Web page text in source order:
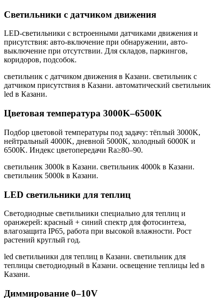
Светильники с датчиком движения
LED-светильники с встроенными датчиками движения и
присутствия: авто-включение при обнаружении, авто-
выключение при отсутствии. Для складов, паркингов,
коридоров, подсобок.
светильник с датчиком движения в Казани. светильник с
датчиком присутствия в Казани. автоматический светильник
led в Казани.
Цветовая температура 3000K–6500K
Подбор цветовой температуры под задачу: тёплый 3000K,
нейтральный 4000K, дневной 5000K, холодный 6000K и
6500K. Индекс цветопередачи Ra≥80–90.
светильник 3000k в Казани. светильник 4000k в Казани.
светильник 5000k в Казани.
LED светильники для теплиц
Светодиодные светильники специально для теплиц и
оранжерей: красный + синий спектр для фотосинтеза,
влагозащита IP65, работа при высокой влажности. Рост
растений круглый год.
led светильники для теплиц в Казани. светильник для
теплицы светодиодный в Казани. освещение теплицы led в
Казани.
Диммирование 0–10V